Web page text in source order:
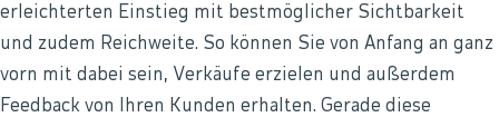
erleichterten Einstieg mit bestmöglicher Sichtbarkeit
und zudem Reichweite. So können Sie von Anfang an ganz
vorn mit dabei sein, Verkäufe erzielen und außerdem
Feedback von Ihren Kunden erhalten. Gerade diese